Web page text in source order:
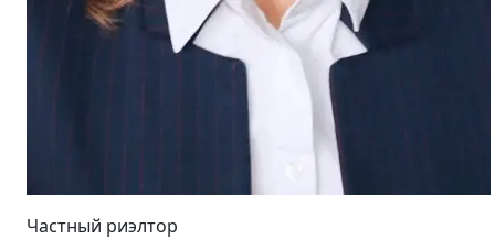
Частный риэлтор